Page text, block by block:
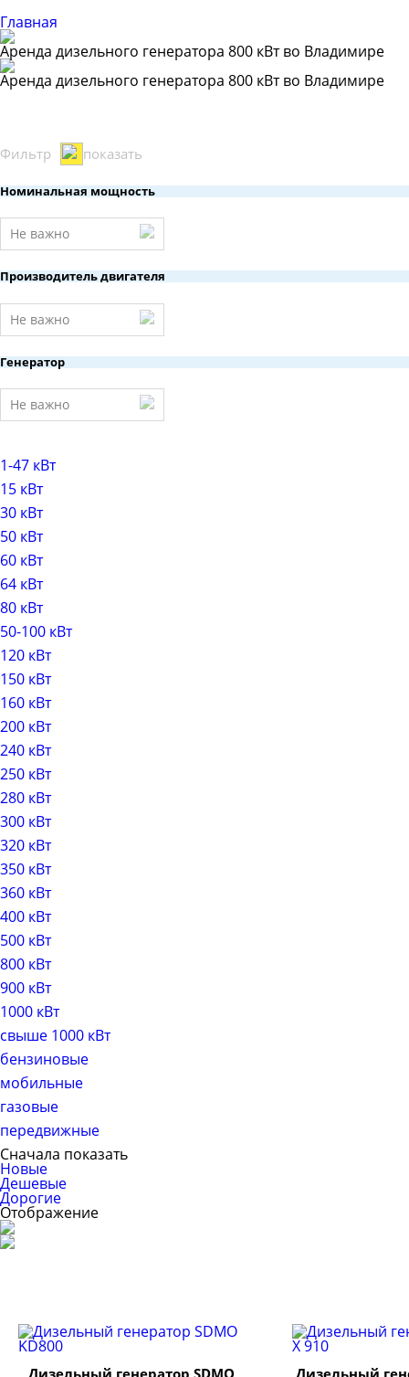
Главная
Аренда дизельного генератора 800 кВт во Владимире
Аренда дизельного генератора 800 кВт во Владимире
Фильтр показать
Номинальная мощность
Не важно
Производитель двигателя
Не важно
Генератор
Не важно
1-47 кВт
15 кВт
30 кВт
50 кВт
60 кВт
64 кВт
80 кВт
50-100 кВт
120 кВт
150 кВт
160 кВт
200 кВт
240 кВт
250 кВт
280 кВт
300 кВт
320 кВт
350 кВт
360 кВт
400 кВт
500 кВт
800 кВт
900 кВт
1000 кВт
свыше 1000 кВт
бензиновые
мобильные
газовые
передвижные
Сначала показать
Новые
Дешевые
Дорогие
Отображение
Дизельный генератор SDMO Дизельный